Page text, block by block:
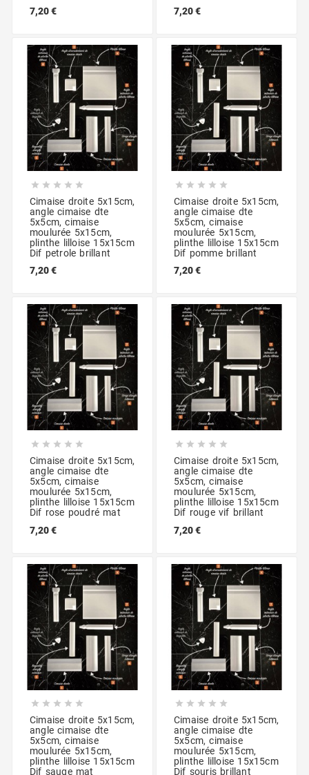
7,20 €
7,20 €
    
Cimaise droite 5x15cm,
angle cimaise dte
5x5cm, cimaise
moulurée 5x15cm,
plinthe lilloise 15x15cm
Dif petrole brillant
7,20 €
    
Cimaise droite 5x15cm,
angle cimaise dte
5x5cm, cimaise
moulurée 5x15cm,
plinthe lilloise 15x15cm
Dif pomme brillant
7,20 €
    
Cimaise droite 5x15cm,
angle cimaise dte
5x5cm, cimaise
moulurée 5x15cm,
plinthe lilloise 15x15cm
Dif rose poudré mat
7,20 €
    
Cimaise droite 5x15cm,
angle cimaise dte
5x5cm, cimaise
moulurée 5x15cm,
plinthe lilloise 15x15cm
Dif rouge vif brillant
7,20 €
    
Cimaise droite 5x15cm,
angle cimaise dte
5x5cm, cimaise
moulurée 5x15cm,
plinthe lilloise 15x15cm
Dif sauge mat
    
Cimaise droite 5x15cm,
angle cimaise dte
5x5cm, cimaise
moulurée 5x15cm,
plinthe lilloise 15x15cm
Dif souris brillant